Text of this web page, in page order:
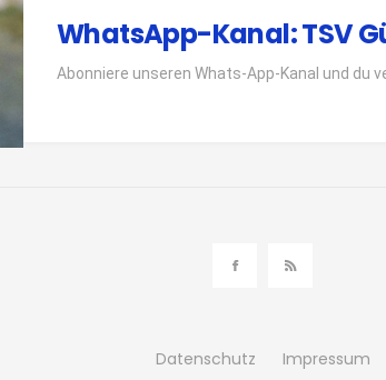
WhatsApp-Kanal: TSV
Abonniere unseren Whats-App-Kanal und du
Datenschutz
Impressum